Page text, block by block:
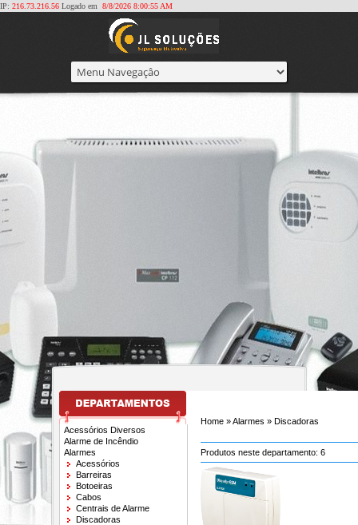
IP: 216.73.216.56 Logado em 8/8/2026 8:00:55 AM
Acessórios Diversos
Alarme de Incêndio
Alarmes
Acessórios
Barreiras
Botoeiras
Cabos
Centrais de Alarme
Discadoras
Home » Alarmes » Discadoras
Produtos neste departamento: 6